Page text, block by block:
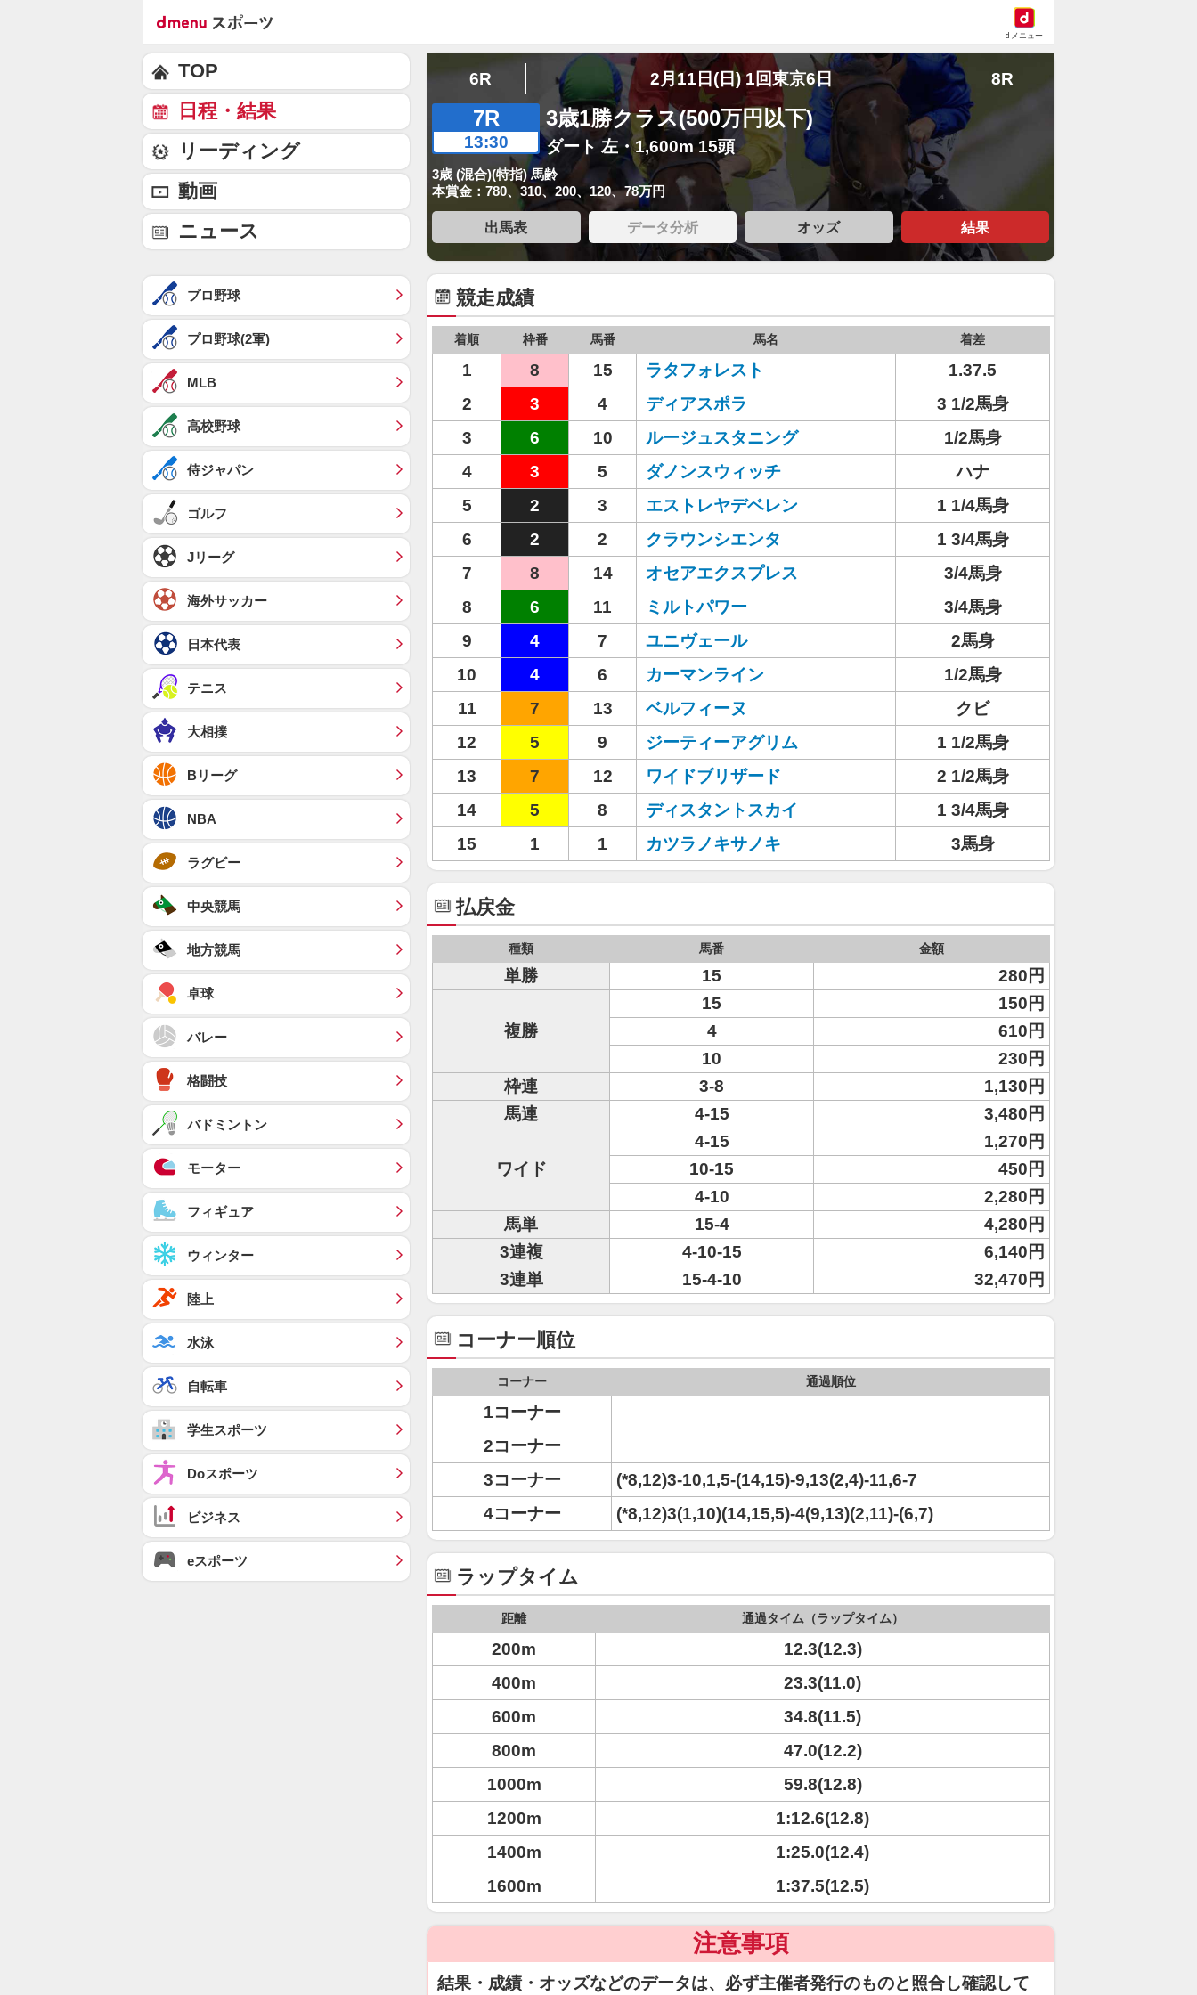
dメニュー
6R 2月11日(日) 1回東京6日 8R
7R
13:30
3歳1勝クラス(500万円以下)
ダート 左・1,600m 15頭
3歳 (混合)(特指) 馬齢
本賞金：780、310、200、120、78万円
出馬表 データ分析 オッズ 結果
競走成績
着順 枠番 馬番 馬名 着差
1 8 15 ラタフォレスト
1.37.5
2
3 4 ディアスポラ
3 1/2馬身
3
6 10 ルージュスタニング
1/2馬身
4
3 5 ダノンスウィッチ
ハナ
5
2 3 エストレヤデベレン
1 1/4馬身
6
2 2 クラウンシエンタ
1 3/4馬身
7
8 14 オセアエクスプレス
3/4馬身
8
6 11 ミルトパワー
3/4馬身
9
4 7 ユニヴェール
2馬身
10
4 6 カーマンライン
1/2馬身
11
7 13 ベルフィーヌ
クビ
12
5 9 ジーティーアグリム
1 1/2馬身
13
7 12 ワイドブリザード
2 1/2馬身
14
5 8 ディスタントスカイ
1 3/4馬身
15
1 1 カツラノキサノキ 3馬身
払戻金
種類 馬番 金額
単勝 15 280円
複勝
15
150円
4
610円
10
230円
枠連
3-8
1,130円
馬連
4-15 3,480円
ワイド
4-15
1,270円
10-15
450円
4-10
2,280円
馬単
15-4
4,280円
3連複
4-10-15
6,140円
3連単
15-4-10 32,470円
コーナー順位
コーナー 通過順位
1コーナー
2コーナー
3コーナー
(*8,12)3-10,1,5-(14,15)-9,13(2,4)-11,6-7
4コーナー
(*8,12)3(1,10)(14,15,5)-4(9,13)(2,11)-(6,7)
ラップタイム
距離 通過タイム（ラップタイム）
200m
12.3(12.3)
400m
23.3(11.0)
600m
34.8(11.5)
800m
47.0(12.2)
1000m
59.8(12.8)
1200m
1:12.6(12.8)
1400m
1:25.0(12.4)
1600m
1:37.5(12.5)
注意事項
結果・成績・オッズなどのデータは、必ず主催者発行のものと照合し確認して
TOP
日程・結果
リーディング
動画
ニュース
プロ野球
プロ野球(2軍)
MLB
高校野球
侍ジャパン
ゴルフ
Jリーグ
海外サッカー
日本代表
テニス
大相撲
Bリーグ
NBA
ラグビー
中央競馬
地方競馬
卓球
バレー
格闘技
バドミントン
モーター
フィギュア
ウィンター
陸上
水泳
自転車
学生スポーツ
Doスポーツ
ビジネス
eスポーツ